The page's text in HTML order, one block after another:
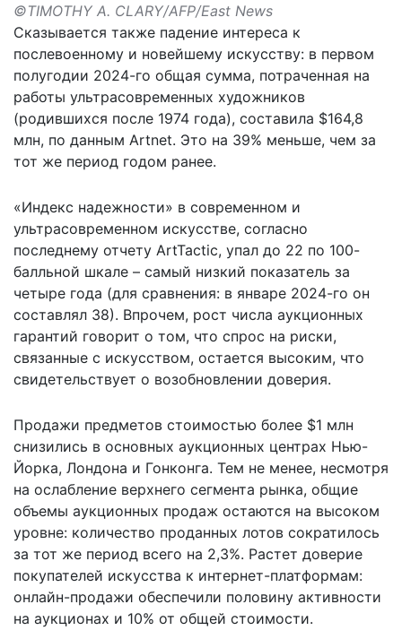
©TIMOTHY A. CLARY/AFP/East News
Сказывается также падение интереса к
послевоенному и новейшему искусству: в первом
полугодии 2024-го общая сумма, потраченная на
работы ультрасовременных художников
(родившихся после 1974 года), составила $164,8
млн, по данным Artnet. Это на 39% меньше, чем за
тот же период годом ранее.
«Индекс надежности» в современном и
ультрасовременном искусстве, согласно
последнему отчету ArtTactic, упал до 22 по 100-
балльной шкале – самый низкий показатель за
четыре года (для сравнения: в январе 2024-го он
составлял 38). Впрочем, рост числа аукционных
гарантий говорит о том, что спрос на риски,
связанные с искусством, остается высоким, что
свидетельствует о возобновлении доверия.
Продажи предметов стоимостью более $1 млн
снизились в основных аукционных центрах Нью-
Йорка, Лондона и Гонконга. Тем не менее, несмотря
на ослабление верхнего сегмента рынка, общие
объемы аукционных продаж остаются на высоком
уровне: количество проданных лотов сократилось
за тот же период всего на 2,3%. Растет доверие
покупателей искусства к интернет-платформам:
онлайн-продажи обеспечили половину активности
на аукционах и 10% от общей стоимости.